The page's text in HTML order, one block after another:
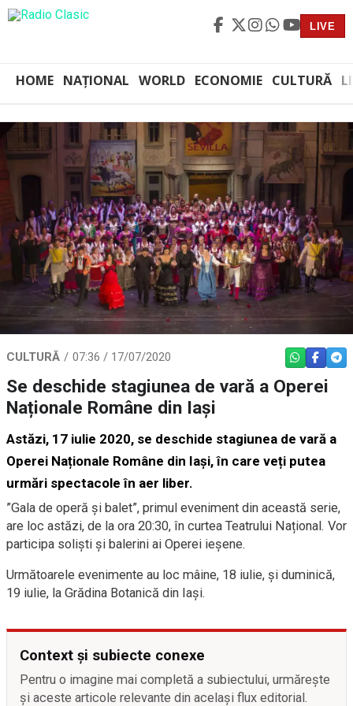
LIVE
HOME NAȚIONAL WORLD ECONOMIE CULTURĂ
CULTURĂ 07:36 / 17/07/2020 WHATSAPP
Se deschide stagiunea de vară a Operei
Naționale Române din Iași
Astăzi, 17 iulie 2020, se deschide stagiunea de vară a
Operei Naționale Române din Iași, în care veți putea
urmări spectacole în aer liber.
”Gala de operă și balet”, primul eveniment din această serie,
are loc astăzi, de la ora 20:30, în curtea Teatrului Național. Vor
participa soliști și balerini ai Operei ieșene.
Următoarele evenimente au loc mâine, 18 iulie, și duminică,
19 iulie, la Grădina Botanică din Iași.
Context și subiecte conexe
Pentru o imagine mai completă a subiectului, urmărește
și aceste articole relevante din același flux editorial.